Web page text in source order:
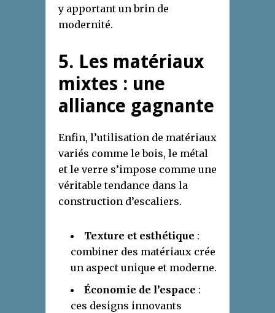
y apportant un brin de
modernité.
5. Les matériaux
mixtes : une
alliance gagnante
Enfin, l’utilisation de matériaux
variés comme le bois, le métal
et le verre s’impose comme une
véritable tendance dans la
construction d’escaliers.
Texture et esthétique :
combiner des matériaux crée
un aspect unique et moderne.
Économie de l’espace :
ces designs innovants